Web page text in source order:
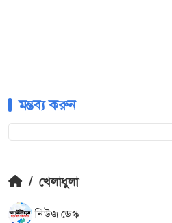
মন্তব্য করুন
/ খেলাধুলা
নিউজ ডেস্ক